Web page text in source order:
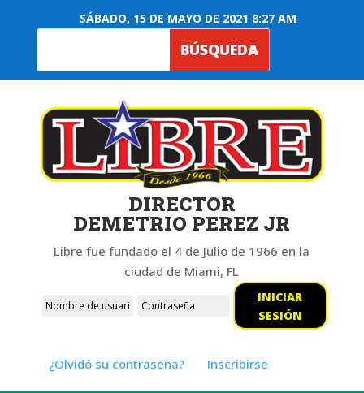
SÁBADO, 15 DE MAYO DE 2021 8:27 AM
DIRECTOR
DEMETRIO PEREZ JR
Libre fue fundado el 4 de Julio de 1966 en la
ciudad de Miami, FL
INICIAR
SESIÓN
¿Olvidó su contraseña? Inscribirse